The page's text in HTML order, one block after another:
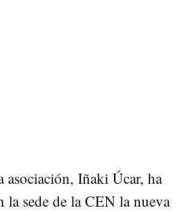
asociación, Iñaki Úcar, ha
la sede de la CEN la nueva